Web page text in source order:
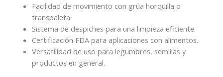
Facilidad de movimiento con grúa horquilla o
transpaleta.
Sistema de despiches para una limpieza eficiente.
Certificación FDA para aplicaciones con alimentos.
Versatilidad de uso para legumbres, semillas y
productos en general.